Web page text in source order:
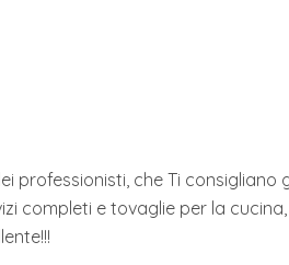
professionisti, che Ti
completi e tovaglie per la